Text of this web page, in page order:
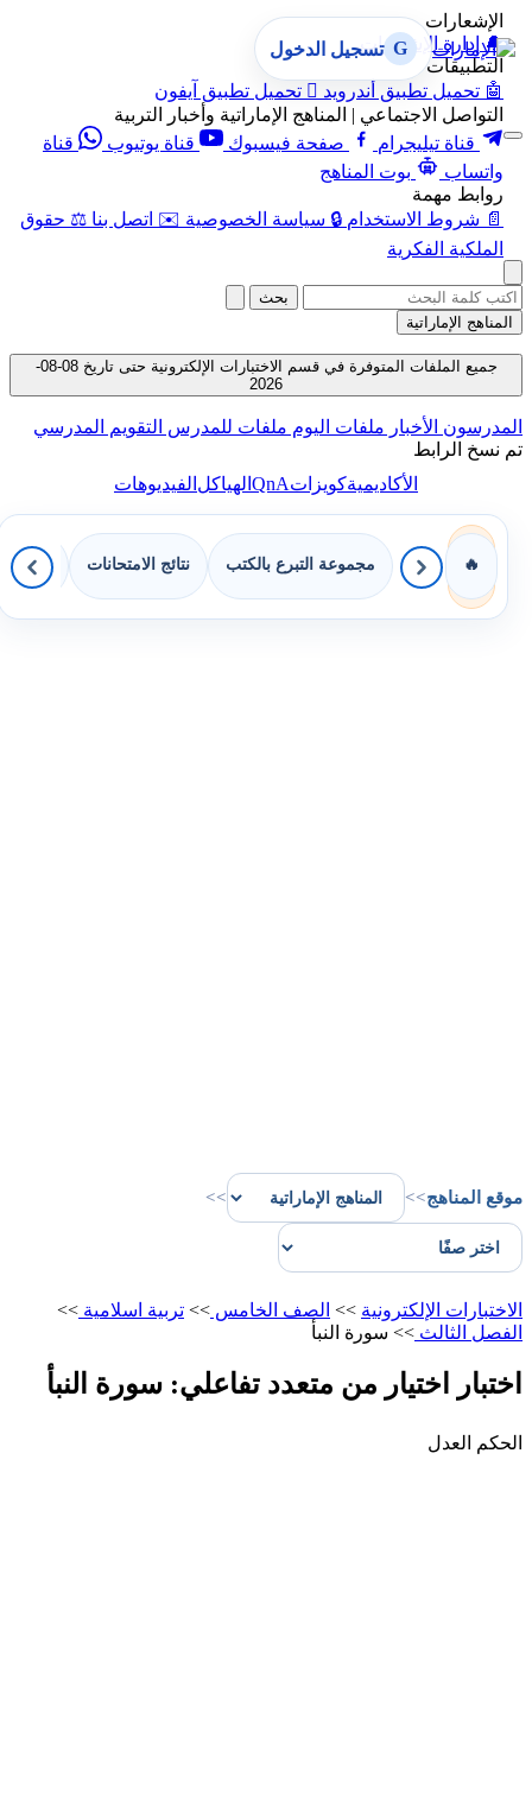
الإشعارات
🔔 إدارة الإشعارات
التطبيقات
🤖 تحميل تطبيق أندرويد  تحميل تطبيق آيفون
التواصل الاجتماعي | المناهج الإماراتية وأخبار التربية
قناة تيليجرام
صفحة فيسبوك قناة يوتيوب
قناة
واتساب
بوت المناهج
روابط مهمة
📄 شروط الاستخدام 🔒 سياسة الخصوصية ✉️ اتصل بنا ⚖️ حقوق
الملكية الفكرية
G تسجيل الدخول
بحث
المناهج الإماراتية
جميع الملفات المتوفرة في قسم الاختبارات الإلكترونية حتى تاريخ 08-08-
2026
المدرسون الأخبار ملفات اليوم ملفات للمدرس التقويم المدرسي
تم نسخ الرابط
الأكاديميةكويزاتQnAالهياكل الفيديوهات
🔥 مجموعة التبرع بالكتب نتائج الامتحانات
موقع المناهج>>
>>
الاختبارات الإلكترونية >> الصف الخامس >> تربية اسلامية >>
الفصل الثالث >> سورة النبأ
اختبار اختيار من متعدد تفاعلي: سورة النبأ
الحكم العدل